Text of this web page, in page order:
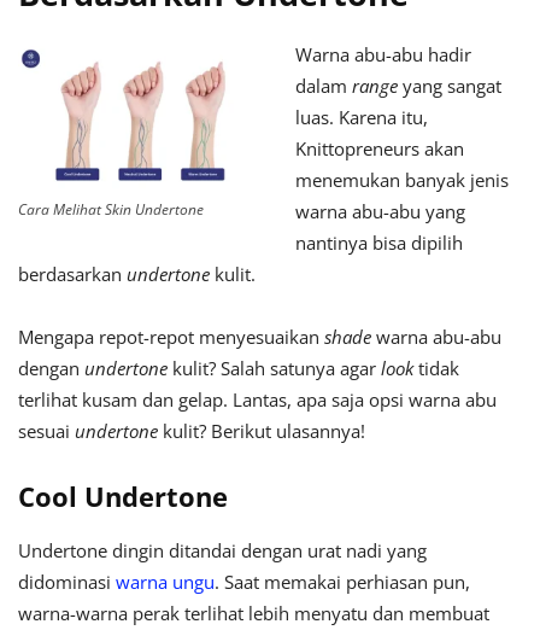
Cara Melihat Skin Undertone
Warna abu-abu hadir
dalam range yang sangat
luas. Karena itu,
Knittopreneurs akan
menemukan banyak jenis
warna abu-abu yang
nantinya bisa dipilih
berdasarkan undertone kulit.
Mengapa repot-repot menyesuaikan shade warna abu-abu
dengan undertone kulit? Salah satunya agar looktidak
terlihat kusam dan gelap. Lantas, apa saja opsi warna abu
sesuai undertone kulit? Berikut ulasannya!
Cool Undertone
Undertone dingin ditandai dengan urat nadi yang
didominasi warna ungu. Saat memakai perhiasan pun,
warna-warna perak terlihat lebih menyatu dan membuat